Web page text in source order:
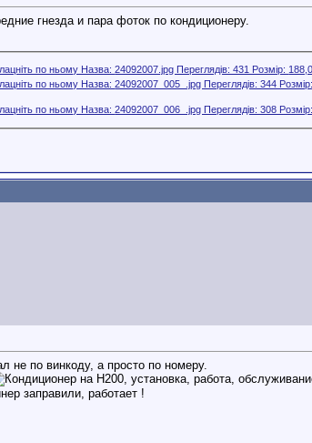
гнезда и пара фоток по кондиционеру.
не по винкоду, а просто по номеру.
заправили, работает !